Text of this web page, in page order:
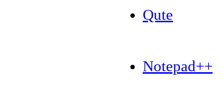
Qute
Notepad++